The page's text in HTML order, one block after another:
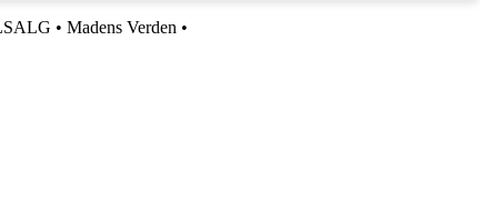
• Madens Verden •